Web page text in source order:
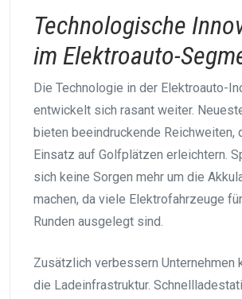
Technologische
im Elektroauto-
Die Technologie in der Elektroauto-
entwickelt sich rasant weiter.
bieten beeindruckende Reichweiten,
Einsatz auf Golfplätzen erleichtern.
sich keine Sorgen mehr um die
machen, da viele Elektrofahrzeuge
Runden ausgelegt sind.
Zusätzlich verbessern Unternehmen
die Ladeinfrastruktur.